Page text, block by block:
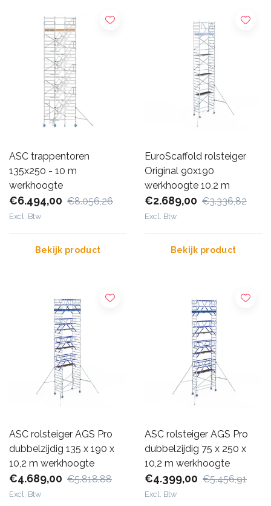
ASC trappentoren
135x250 - 10 m
werkhoogte
€6.494,00 €8.056,26
Excl. Btw
Bekijk product
EuroScaffold rolsteiger
Original 90x190
werkhoogte 10,2 m
€2.689,00 €3.336,82
Excl. Btw
Bekijk product
ASC rolsteiger AGS Pro
dubbelzijdig 135 x 190 x
10,2 m werkhoogte
€4.689,00 €5.818,88
Excl. Btw
ASC rolsteiger AGS Pro
dubbelzijdig 75 x 250 x
10,2 m werkhoogte
€4.399,00 €5.456,91
Excl. Btw